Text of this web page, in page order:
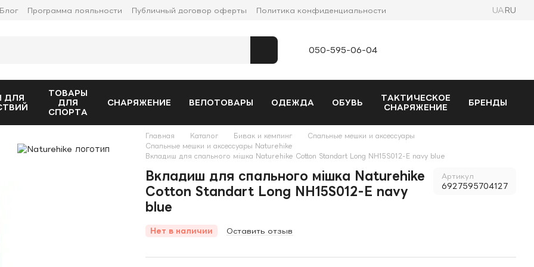
Блог Программа лояльности Публичный договор оферты Политика конфиденциальности UARU
050-595-06-04
ДЛЯ
ТОВАРЫ
ДЛЯ
СПОРТА
СНАРЯЖЕНИЕ ВЕЛОТОВАРЫ ОДЕЖДА ОБУВЬ
ТАКТИЧЕСКОЕ
СНАРЯЖЕНИЕ
БРЕНДЫ
Главная Каталог Бивак и кемпинг
Спальные мешки и аксессуары
Спальные мешки и аксессуары Naturehike
Вкладиш для спального мішка Naturehike Cotton Standart Long NH15S012-E navy blue
Вкладиш для спального мішка Naturehike
Cotton Standart Long NH15S012-E navy
blue
Артикул
6927595704127
Нет в наличии Оставить отзыв